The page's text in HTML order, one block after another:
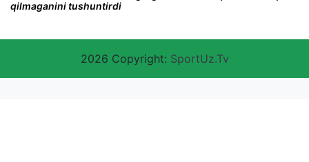
qilmaganini tushuntirdi
2026 Copyright: SportUz.Tv